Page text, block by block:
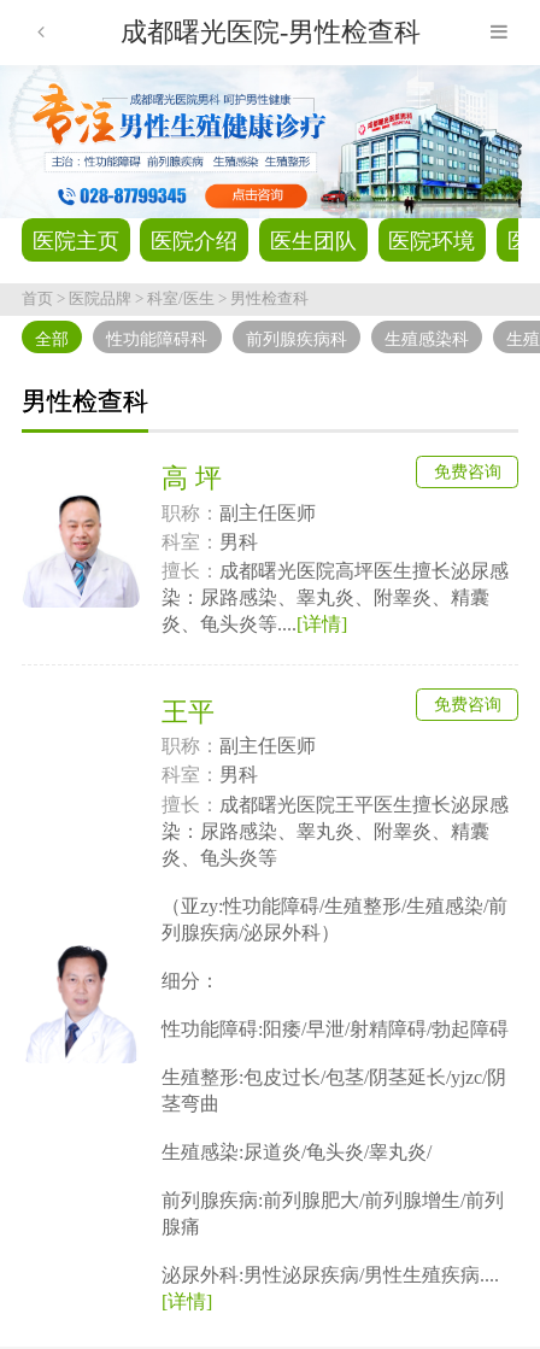
成都曙光医院-男性检查科
医院主页 医院介绍 医生团队 医院环境 医
首页> 医院品牌 > 科室/医生 > 男性检查科
全部 性功能障碍科 前列腺疾病科 生殖感染科 生
男性检查科
高 坪
职称：副主任医师
科室： 男科
擅长： 成都曙光医院高坪医生擅长泌尿感
染：尿路感染、睾丸炎、附睾炎、精囊
炎、龟头炎等....[详情]
免费咨询
王平
职称：副主任医师
科室： 男科
擅长： 成都曙光医院王平医生擅长泌尿感
染：尿路感染、睾丸炎、附睾炎、精囊
炎、龟头炎等
（亚zy:性功能障碍/生殖整形/生殖感染/前
列腺疾病/泌尿外科）
细分：
性功能障碍:阳痿/早泄/射精障碍/勃起障碍
生殖整形:包皮过长/包茎/阴茎延长/yjzc/阴
茎弯曲
生殖感染:尿道炎/龟头炎/睾丸炎/
前列腺疾病:前列腺肥大/前列腺增生/前列
腺痛
泌尿外科:男性泌尿疾病/男性生殖疾病....
[详情]
免费咨询